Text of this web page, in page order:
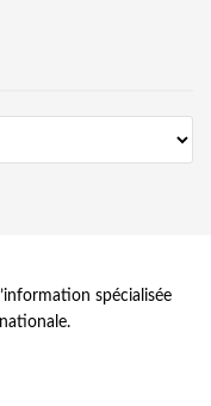
spécialisée